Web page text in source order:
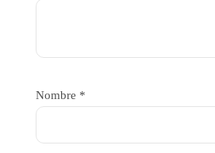
Nombre *